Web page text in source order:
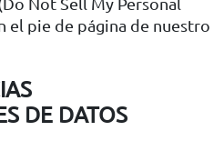
el pie de página de nuestro
DE DATOS